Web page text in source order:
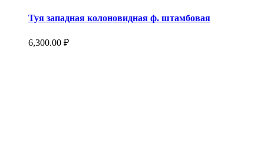
Туя западная колоновидная ф. штамбовая
6,300.00 ₽